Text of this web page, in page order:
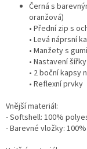
Černá s
oranžová)
• Přední zip s
• Levá náprsní
• Manžety s
• Nastavení
• 2 boční kapsy
• Reflexní prvky
Vnější materiál:
- Softshell: 100%
- Barevné vložky: